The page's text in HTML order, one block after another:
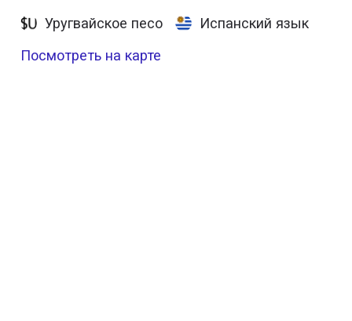
Уругвайское песо
Испанский язык
Посмотреть на карте